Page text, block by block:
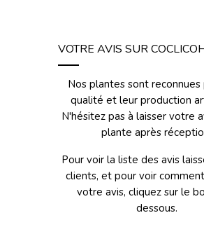
VOTRE AVIS SUR
Nos plantes sont reconnues
qualité et leur production
N'hésitez pas à laisser votre
plante après
Pour voir la liste des avis
clients, et pour voir
votre avis, cliquez sur le
dessous.